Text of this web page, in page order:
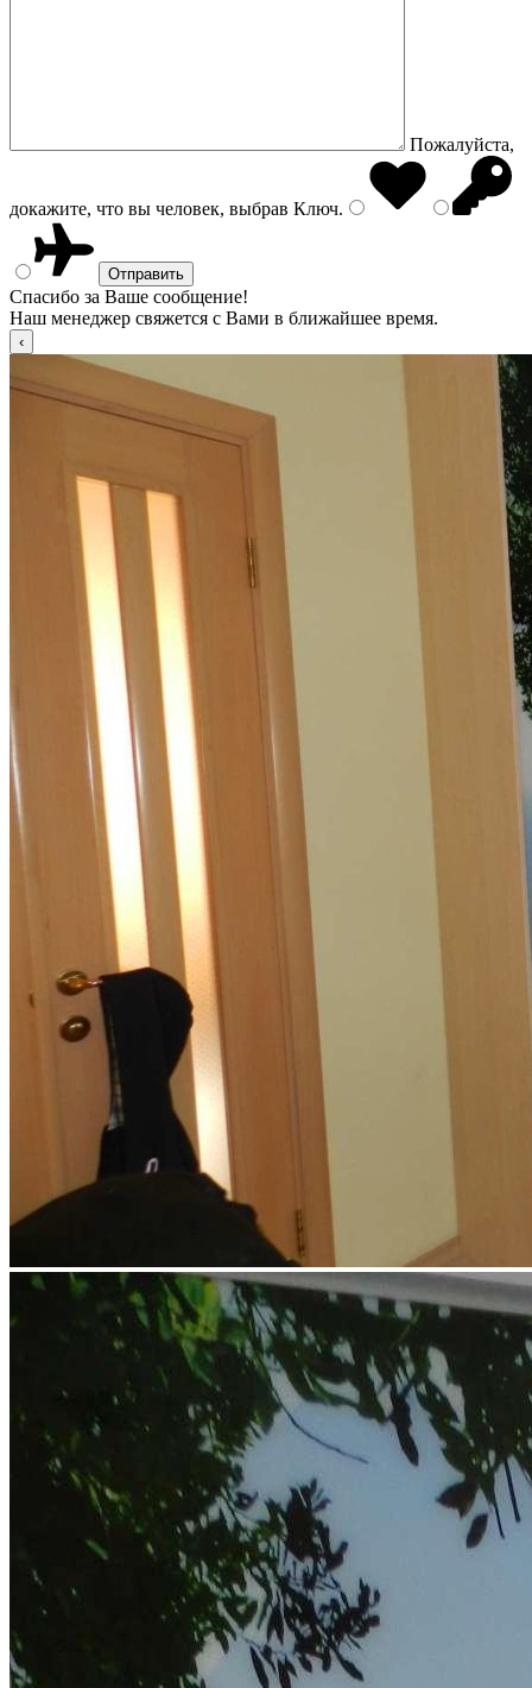
Пожалуйста,
докажите, что вы человек, выбрав Ключ.
Спасибо за Ваше сообщение!
Наш менеджер свяжется с Вами в ближайшее время.